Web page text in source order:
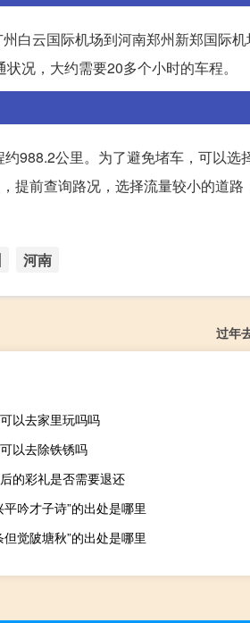
白云国际机场到河南郑州新郑国际
况，大约需要20多个小时的车程。
988.2公里。为了避免堵车，可以选
提前查询路况，选择流量较小的道路
河南
过年
以去家里玩吗吗
以去除铁锈吗
的彩礼是否需要退还
平吟才子诗”的出处是哪里
但觉陂塘秋”的出处是哪里